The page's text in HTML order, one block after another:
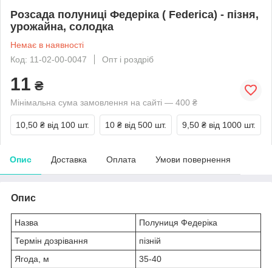
Розсада полуниці Федеріка ( Federica) - пізня,
урожайна, солодка
Немає в наявності
Код: 11-02-00-0047
Опт і роздріб
11 ₴
Мінімальна сума замовлення на сайті — 400 ₴
10,50 ₴ від 100 шт. 10 ₴ від 500 шт. 9,50 ₴ від 1000 шт.
Опис Доставка Оплата Умови повернення
Опис
Назва
Полуниця Федеріка
Термін дозрівання
пізній
Ягода, м
35-40